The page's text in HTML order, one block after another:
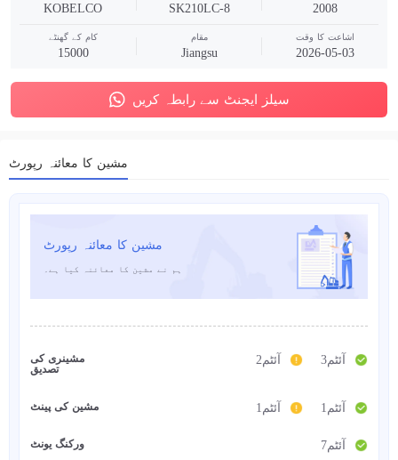
KOBELCO SK210LC-8 2008
کام کے گھنٹے
15000
مقام
Jiangsu
اشاعت کا وقت
2026-05-03
سیلز ایجنٹ سے رابطہ کریں
مشین کا معائنہ رپورٹ
مشین کا معائنہ رپورٹ
ہم نے مشین کا معائنہ کیا ہے۔
مشینری کی
تصدیق
3آئٹم 2آئٹم
مشین کی پینٹ 1آئٹم 1آئٹم
ورکنگ یونٹ 7آئٹم